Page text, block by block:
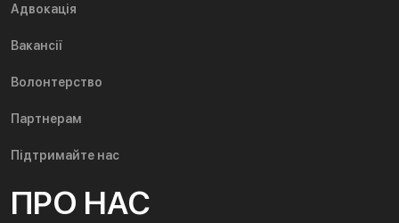
Адвокація
Вакансії
Волонтерство
Партнерам
Підтримайте нас
ПРО НАС